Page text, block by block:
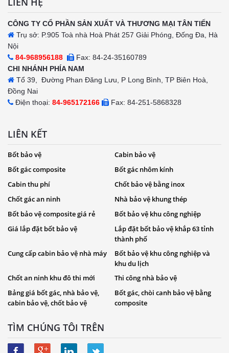
CÔNG TY CỔ PHẦN SẢN XUẤT VÀ THƯƠNG MẠI TÂN TIẾN
Trụ sở: P.905 Toà nhà Hoà Phát 257 Giải Phóng, Đống Đa, Hà
Nội
84-968956188
Fax: 84-24-35160789
CHI NHÁNH PHÍA NAM
Tổ 39, Đường Phan Đăng Lưu, P Long Bình, TP Biên Hoà,
Đồng Nai
Điện thoại: 84-965172166 Fax: 84-251-5868328
LIÊN KẾT
Bốt bảo vệ
Cabin bảo vệ
Bốt gác composite
Bốt gác nhôm kính
Cabin thu phí
Chốt bảo vệ bằng inox
Chốt gác an ninh
Nhà bảo vệ khung thép
Bốt bảo vệ composite giá rẻ
Bốt bảo vệ khu công nghiệp
Giá lắp đặt bốt bảo vệ
Lắp đặt bốt bảo vệ khắp 63 tỉnh
thành phố
Cung cấp cabin bảo vệ nhà máy Bốt bảo vệ khu công nghiệp và
khu du lịch
Chốt an ninh khu đô thi mới
Thi công nhà bảo vệ
Bảng giá bốt gác, nhà bảo vệ,
cabin bảo vệ, chốt bảo vệ
Bốt gác, chòi canh bảo vệ bằng
composite
TÌM CHÚNG TÔI TRÊN